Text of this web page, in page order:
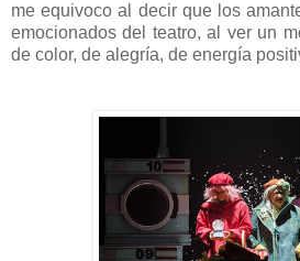
me equivoco al decir que los
emocionados del teatro, al ver un
de color, de alegría, de energía